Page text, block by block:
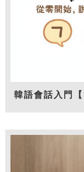
韓語會話入門